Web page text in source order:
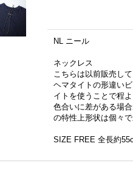
NL ニール
ネックレス
こちらは以前販売し
ヘマタイトの形違い
イトを使うことで程
色合いに差がある場
の特性上形状は個々で
SIZE FREE 全長約